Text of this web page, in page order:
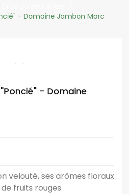
- Domaine Jambon Marc
- Domaine
velouté, ses arômes floraux
fruits rouges.